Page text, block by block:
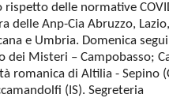
rispetto delle normative
delle Anp-Cia Abruzzo, Lazio,
e Umbria. Domenica
dei Misteri – Campobasso;
romanica di Altilia - Sepino
(IS). Segreteria